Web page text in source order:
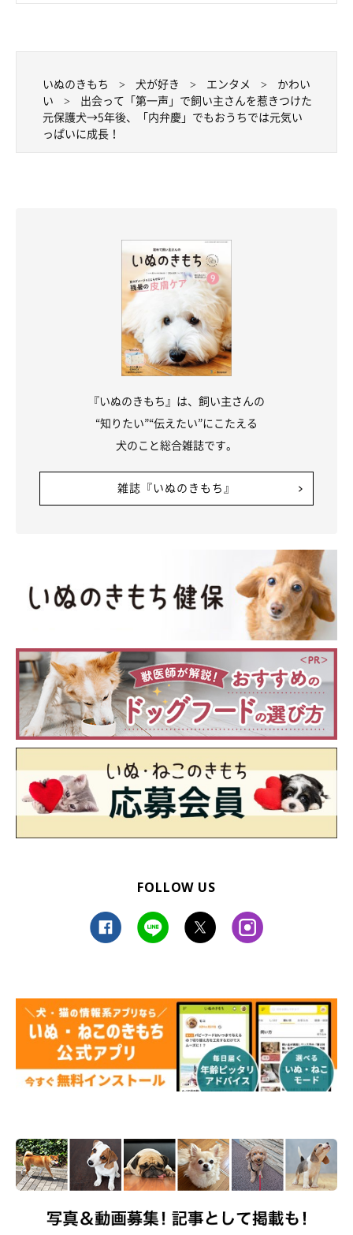
いぬのきもち 犬が好き エンタメ
かわい
い
出会って「第一声」で飼い主さんを惹きつけた
元保護犬→5年後、「内弁慶」でもおうちでは元気い
っぱいに成長！
『いぬのきもち』は、飼い主さんの
“知りたい”“伝えたい”にこたえる
犬のこと総合雑誌です。
雑誌『いぬのきもち』
FOLLOW US